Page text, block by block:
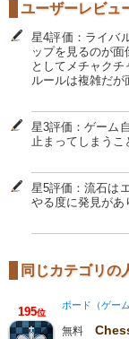
ユーザーレビュ
星4評価：ライバ
ップを見るのが
としてメチャクチ
ルールは複雑だが
星3評価：ゲーム
止まってしまうこ
星5評価：流石は
やる度に発見があ
同じカテゴリの
195位
ボード（ゲーム
無料